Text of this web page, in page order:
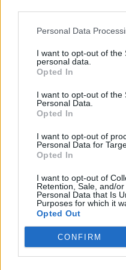
Personal Data
I want to opt-out of the
personal data.
Opted In
I want to opt-out of the
Personal Data.
Opted In
I want to opt-out of
Personal Data for
Opted In
I want to opt-out of
Retention, Sale, and/
Personal Data that Is
Purposes for which it
Opted Out
CONFIRM
od­po­wie­dzi
bra­ny
Andrzej
Spo­so­by
tu­acji
na pod­sta­wie
uwzględ­nij
Jan
Kategorie
opracowania
Tagi
Potop -